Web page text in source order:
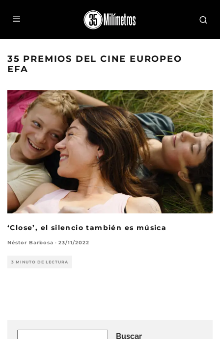
35 PREMIOS DEL CINE EUROPEO
EFA
‘Close’, el silencio también es música
Néstor Barbosa · 23/11/2022
3 MINUTO DE LECTURA
Buscar